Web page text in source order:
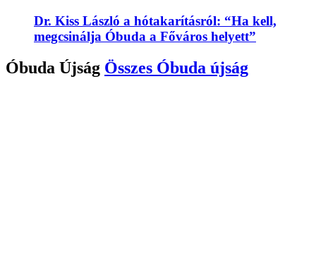
Dr. Kiss László a hótakarításról: “Ha kell,
megcsinálja Óbuda a Főváros helyett”
Óbuda Újság Összes Óbuda újság